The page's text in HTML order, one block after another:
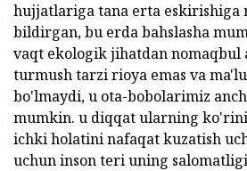
hujjatlariga tana erta eskirishiga
bildirgan, bu erda bahslasha
vaqt ekologik jihatdan nomaqbul
turmush tarzi rioya emas va
bo'lmaydi, u ota-bobolarimiz
mumkin. u diqqat ularning
ichki holatini nafaqat kuzatish
uchun inson teri uning